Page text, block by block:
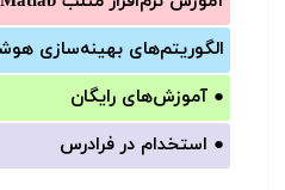
الگوریتم‌های بهینه‌سازی
● آموزش‌های رایگان
● استخدام در فرادرس